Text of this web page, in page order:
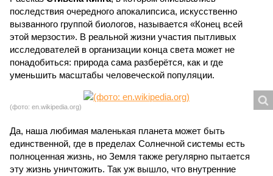
последствия очередного апокалипсиса, искусственно
вызванного группой биологов, называется «Конец всей
этой мерзости». В реальной жизни участия пытливых
исследователей в организации конца света может не
понадобиться: природа сама разберётся, как и где
уменьшить масштабы человеческой популяции.
(фото: en.wikipedia.org)
Да, наша любимая маленькая планета может быть
единственной, где в пределах Солнечной системы есть
полноценная жизнь, но Земля также регулярно пытается
эту жизнь уничтожить. Так уж вышло, что внутренние